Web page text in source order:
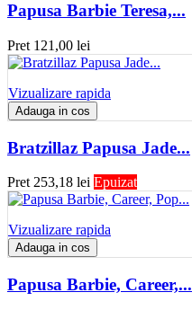
Papusa Barbie Teresa,...
Pret 121,00 lei
Vizualizare rapida
Adauga in cos
Bratzillaz Papusa Jade...
Pret 253,18 lei Epuizat
Vizualizare rapida
Adauga in cos
Papusa Barbie, Career,...